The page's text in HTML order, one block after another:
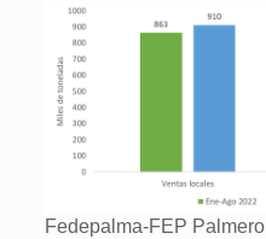
Fedepalma-FEP Palmero